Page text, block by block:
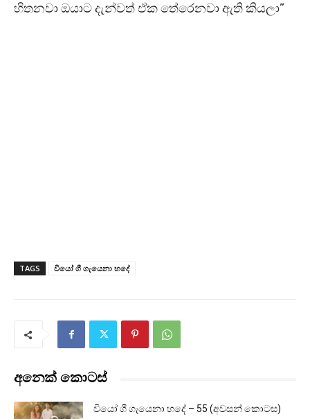
හිතනවා ඔයාට දැන්වත් ඒක තේරෙනවා ඇති කියලා”
TAGS වියෝ ගී ගැයෙනා හදේ
අනෙක් කොටස්
වියෝ ගී ගැයෙනා හදේ – 55 (අවසන් කොටස)